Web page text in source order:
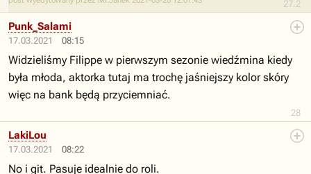
27.2
17.03.2021 08:15
28
Punk_Salami
Widzieliśmy Filippe w pierwszym sezonie wiedźmina kiedy
była młoda, aktorka tutaj ma trochę jaśniejszy kolor skóry
więc na bank będą przyciemniać.
17.03.2021 08:22
LakiLou
No i git. Pasuje idealnie do roli.